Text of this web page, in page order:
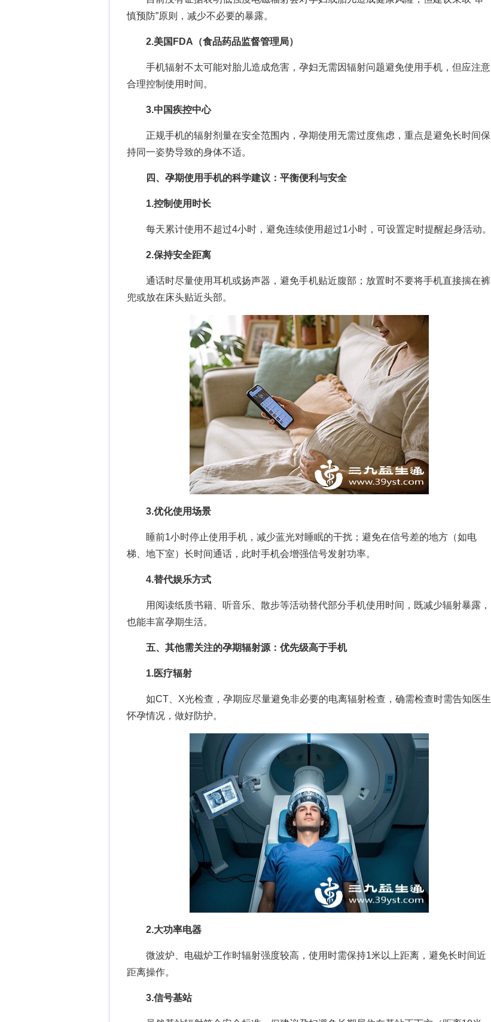
慎预防”原则，减少不必要的暴露。
2.美国FDA（食品药品监督管理局）
手机辐射不太可能对胎儿造成危害，孕妇无需因辐射问题避免使用手机，但应注意
合理控制使用时间。
3.中国疾控中心
正规手机的辐射剂量在安全范围内，孕期使用无需过度焦虑，重点是避免长时间保
持同一姿势导致的身体不适。
四、孕期使用手机的科学建议：平衡便利与安全
1.控制使用时长
每天累计使用不超过4小时，避免连续使用超过1小时，可设置定时提醒起身活动。
2.保持安全距离
通话时尽量使用耳机或扬声器，避免手机贴近腹部；放置时不要将手机直接揣在裤
兜或放在床头贴近头部。
3.优化使用场景
睡前1小时停止使用手机，减少蓝光对睡眠的干扰；避免在信号差的地方（如电
梯、地下室）长时间通话，此时手机会增强信号发射功率。
4.替代娱乐方式
用阅读纸质书籍、听音乐、散步等活动替代部分手机使用时间，既减少辐射暴露，
也能丰富孕期生活。
五、其他需关注的孕期辐射源：优先级高于手机
1.医疗辐射
如CT、X光检查，孕期应尽量避免非必要的电离辐射检查，确需检查时需告知医生
怀孕情况，做好防护。
2.大功率电器
微波炉、电磁炉工作时辐射强度较高，使用时需保持1米以上距离，避免长时间近
距离操作。
3.信号基站